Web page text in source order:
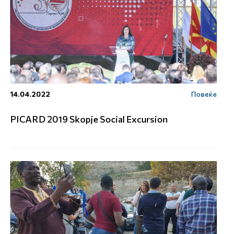
14.04.2022 Повеќе
PICARD 2019 Skopje Social Excursion